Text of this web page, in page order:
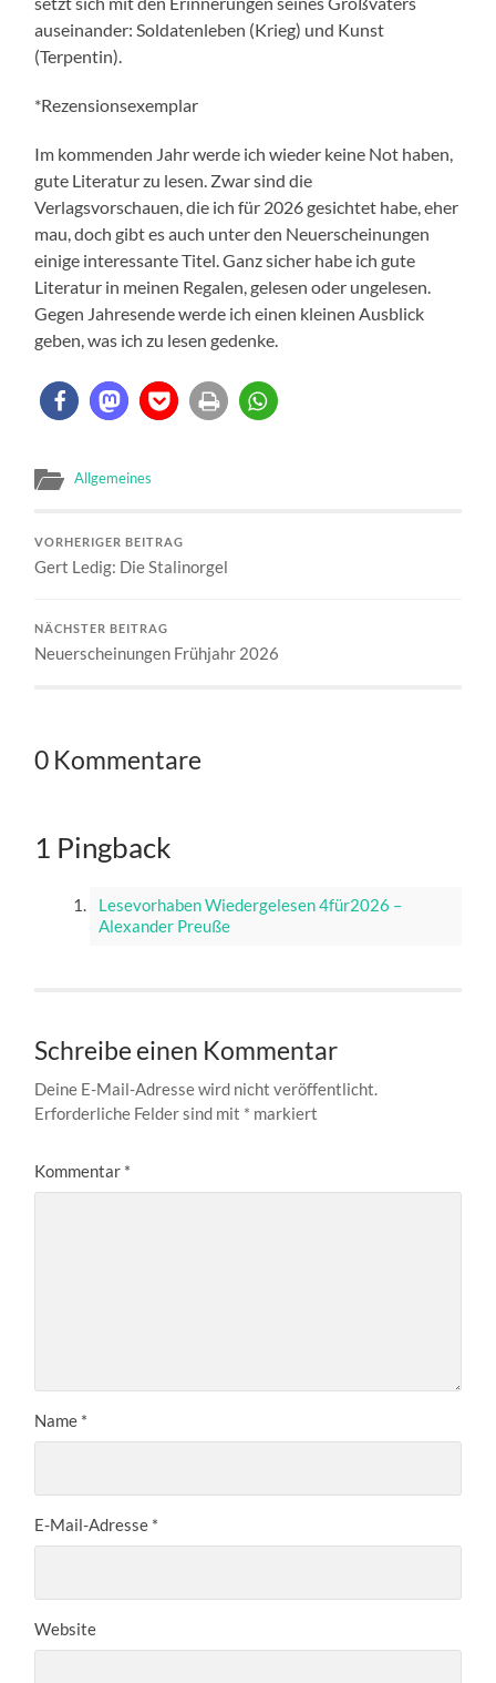
auseinander: Soldatenleben (Krieg) und Kunst
(Terpentin).
*Rezensionsexemplar
Im kommenden Jahr werde ich wieder keine Not haben,
gute Literatur zu lesen. Zwar sind die
Verlagsvorschauen, die ich für 2026 gesichtet habe, eher
mau, doch gibt es auch unter den Neuerscheinungen
einige interessante Titel. Ganz sicher habe ich gute
Literatur in meinen Regalen, gelesen oder ungelesen.
Gegen Jahresende werde ich einen kleinen Ausblick
geben, was ich zu lesen gedenke.
Allgemeines
VORHERIGER BEITRAG
Gert Ledig: Die Stalinorgel
NÄCHSTER BEITRAG
Neuerscheinungen Frühjahr 2026
0 Kommentare
1 Pingback
Lesevorhaben Wiedergelesen 4für2026 –
Alexander Preuße
Schreibe einen Kommentar
Deine E-Mail-Adresse wird nicht veröffentlicht.
Erforderliche Felder sind mit * markiert
Kommentar *
Name *
E-Mail-Adresse *
Website